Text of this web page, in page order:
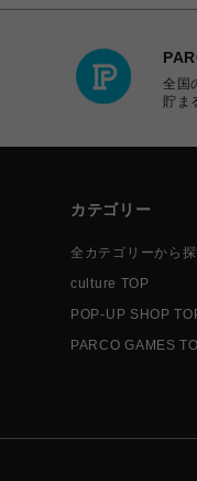
全国
貯ま
カテゴリー
全カテゴリーから探
culture TOP
POP-UP SHOP
PARCO GAMES